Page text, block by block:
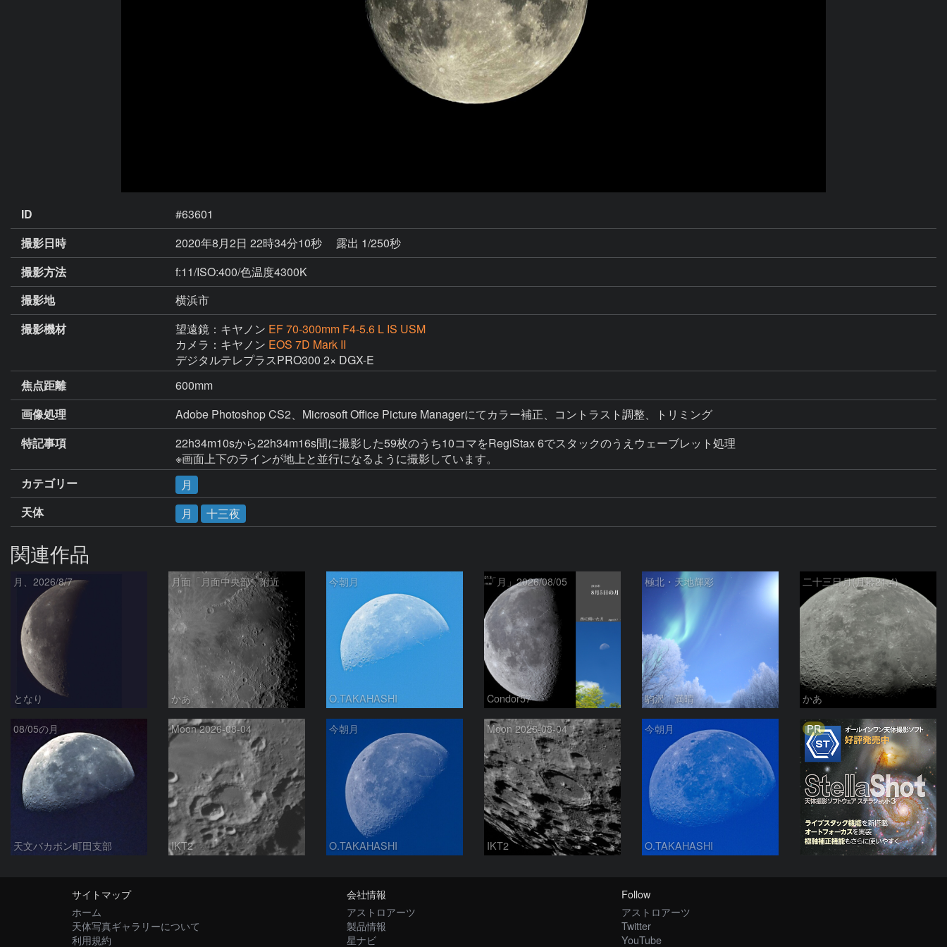
ID
#63601
撮影日時
2020年8月2日 22時34分10秒
露出 1/250秒
撮影方法
f:11/ISO:400/色温度4300K
撮影地
横浜市
撮影機材
望遠鏡：キヤノン EF 70-300mm F4-5.6 L IS USM
カメラ：キヤノン EOS 7D Mark II
デジタルテレプラスPRO300 2× DGX-E
焦点距離
600mm
画像処理
Adobe Photoshop CS2、Microsoft Office Picture Managerにてカラー補正、コントラスト調整、トリミング
特記事項
22h34m10sから22h34m16s間に撮影した59枚のうち10コマをRegiStax 6でスタックのうえウェーブレット処理
※画面上下のラインが地上と並行になるように撮影しています。
カテゴリー
月
天体
月 十三夜
関連作品
月、2026/8/7
となり
月面「月面中央部」附近
かあ
今朝月
O.TAKAHASHI
「月」2026/08/05
Condor57
極北・天地輝彩
駒沢 満晴
二十三日月(月齢21.4)
かあ
08/05の月
天文バカボン町田支部
Moon 2026-08-04
IKT2
今朝月
O.TAKAHASHI
Moon 2026-08-04
IKT2
今朝月
O.TAKAHASHI
PR
サイトマップ
ホーム
天体写真ギャラリーについて
利用規約
会社情報
アストロアーツ
製品情報
星ナビ
Follow
アストロアーツ
Twitter
YouTube